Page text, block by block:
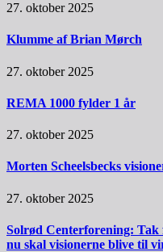
27. oktober 2025
Klumme af Brian Mørch
27. oktober 2025
REMA 1000 fylder 1 år
27. oktober 2025
Morten Scheelsbecks
27. oktober 2025
Solrød Centerforening: Tak
nu skal visionerne blive til